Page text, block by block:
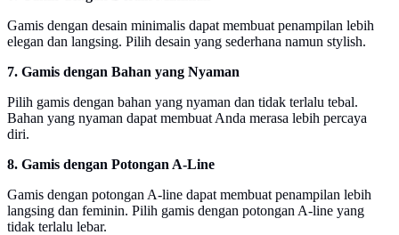
Gamis dengan desain minimalis dapat membuat penampilan lebih
elegan dan langsing. Pilih desain yang sederhana namun stylish.
7. Gamis dengan Bahan yang Nyaman
Pilih gamis dengan bahan yang nyaman dan tidak terlalu tebal.
Bahan yang nyaman dapat membuat Anda merasa lebih percaya
diri.
8. Gamis dengan Potongan A-Line
Gamis dengan potongan A-line dapat membuat penampilan lebih
langsing dan feminin. Pilih gamis dengan potongan A-line yang
tidak terlalu lebar.